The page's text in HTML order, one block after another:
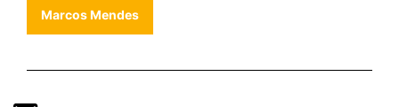
Marcos Mendes